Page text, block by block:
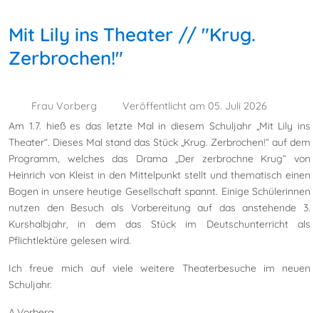
Mit Lily ins Theater // "Krug.
Zerbrochen!"
Frau Vorberg
Veröffentlicht am 05. Juli 2026
Am 1.7. hieß es das letzte Mal in diesem Schuljahr „Mit Lily ins
Theater“. Dieses Mal stand das Stück „Krug. Zerbrochen!“ auf dem
Programm, welches das Drama „Der zerbrochne Krug“ von
Heinrich von Kleist in den Mittelpunkt stellt und thematisch einen
Bogen in unsere heutige Gesellschaft spannt. Einige Schülerinnen
nutzen den Besuch als Vorbereitung auf das anstehende 3.
Kurshalbjahr, in dem das Stück im Deutschunterricht als
Pflichtlektüre gelesen wird.
Ich freue mich auf viele weitere Theaterbesuche im neuen
Schuljahr.